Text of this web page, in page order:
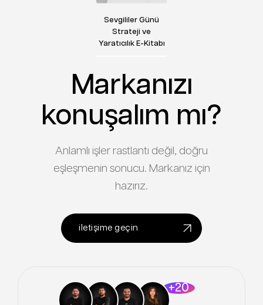
Sevgililer Günü
Strateji ve
Yaratıcılık E-Kitabı
Markanızı
konuşalım mı?
Anlamlı işler rastlantı değil, doğru
eşleşmenin sonucu. Markanız için
hazırız.
iletişime geçin
+20